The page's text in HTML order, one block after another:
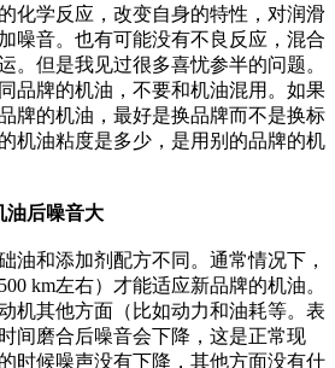
化学反应，改变自身的特性，对润滑
噪音。也有可能没有不良反应，混合
。但是我见过很多喜忧参半的问题。
品牌的机油，不要和机油混用。如果
牌的机油，最好是换品牌而不是换标
机油粘度是多少，是用别的品牌的机
油后噪音大
和添加剂配方不同。通常情况下，
km左右）才能适应新品牌的机油。
机其他方面（比如动力和油耗等。表
间磨合后噪音会下降，这是正常现
时候噪声没有下降，其他方面没有什